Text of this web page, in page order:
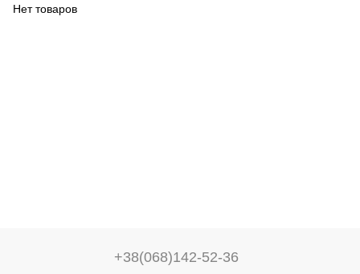
Нет товаров
+38(068)142-52-36